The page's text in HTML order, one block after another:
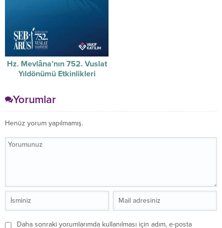
Hz. Mevlâna’nın 752. Vuslat
Yıldönümü Etkinlikleri
Yorumlar
Henüz yorum yapılmamış.
Daha sonraki yorumlarımda kullanılması için adım, e-posta